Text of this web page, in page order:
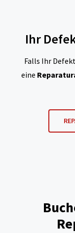
Ihr
Falls Ihr
eine